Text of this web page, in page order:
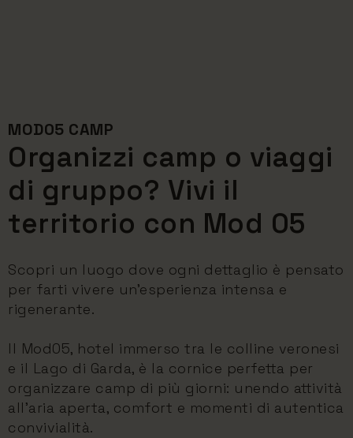
MOD05 CAMP
Organizzi camp o viaggi
di gruppo? Vivi il
territorio con Mod 05
Scopri un luogo dove ogni dettaglio è pensato
per farti vivere un’esperienza intensa e
rigenerante.
Il Mod05, hotel immerso tra le colline veronesi
e il Lago di Garda, è la cornice perfetta per
organizzare camp di più giorni: unendo attività
all’aria aperta, comfort e momenti di autentica
convivialità.